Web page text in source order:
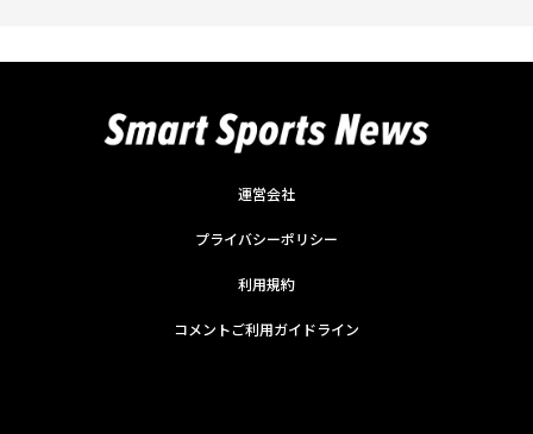
運営会社
プライバシーポリシー
利用規約
コメントご利用ガイドライン